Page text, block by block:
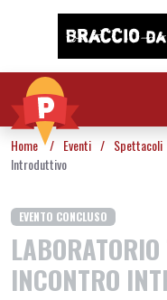
Vai al contenuto
Home / Eventi / Spettacoli
Introduttivo
EVENTO CONCLUSO
INCONTRO